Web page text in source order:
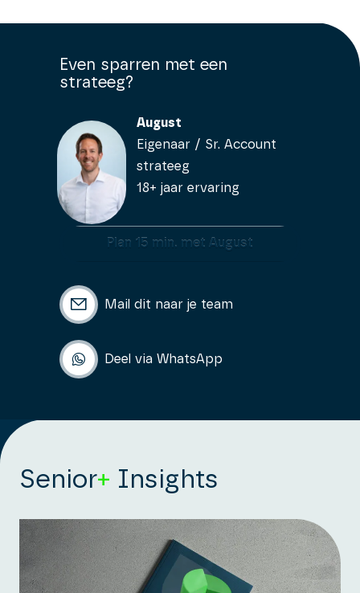
Even sparren met een
strateeg?
August
Eigenaar / Sr. Account
strateeg
18+ jaar ervaring
Plan 15 min. met August
Mail dit naar je team
Deel via WhatsApp
Senior+ Insights